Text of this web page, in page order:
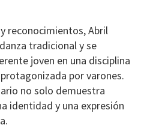
reconocimientos, Abril
tradicional y se
joven en una disciplina
por varones.
no solo demuestra
identidad y una expresión